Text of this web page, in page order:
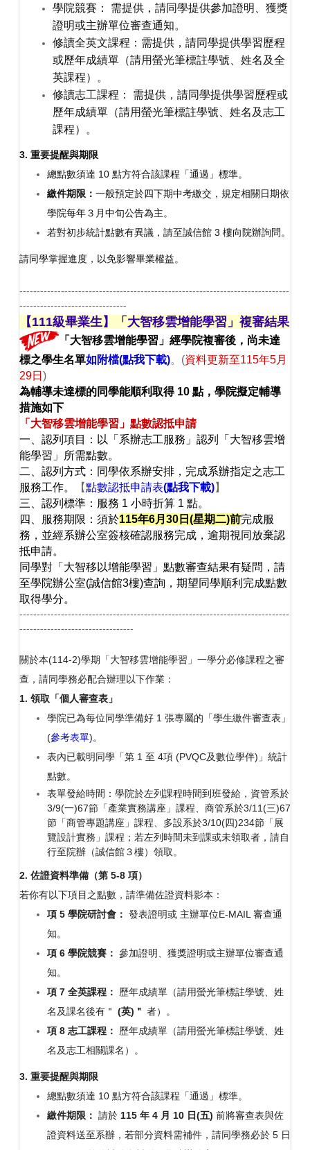
學院競賽： 需提供，請同學提供參加證明、獲獎
證明或主辦單位審查通知。
修讀全英文課程：需提供，請同學提供學習歷程
或歷年成績單（請用螢光筆標註學號、姓名及全
英課程）。
修讀志工課程： 需提供， 請同學提供學習歷程或
歷年成績單（請用螢光筆標註學號、姓名及志工
課程）。
3. 重要提醒與期限
總點數須達 10 點方符合該課程「通過」標準。
繳件期限： 一般預定於四下期中考繳交，規定相關日期依
學院每年３月中旬公告為主。
若對初步統計點數有異議，請至誠信館 3 樓向院辦詢問。
請同學掌握進度，以免影響畢業權益。
------------------------------------------------------------------------------
-------------------------------
【111級畢業生】「大智移雲增能學習」複審結果
「大智移雲增能學習」經學院複審後，尚未達
標之學生名單如附檔(點我下載)。(資料更新至115年5月
29日 )
為輔導未達標的同學能順利取得 10 點，學院擬定輔導
措施如下
「大智移雲增能學習」點數認抵申請
一、認列項目：以「系辦志工服務」認列「大智移雲增
能學習」所需點數。
二、認列方式：同學依系辦安排，完成系辦指定之志工
服務工作。
【點數認抵申請表(點我下載)】
三、認列標準：服務 1 小時折算 1 點。
四、服務期限：須於115年6月30日(星期二)前完成服
務，並經系辦公室簽核確認服務完成，逾期視同放棄認
抵申請。
同學對「大智移以增能學習」點數審查結果有疑問，請
至學院辦公室(誠信館3樓)查詢，期望同學順利完成點數
取得學分。
------------------------------------------------------------------------------
---------------------------------
關於本(114-2)學期「大智移雲增能學習」一學分必修課程之審
查，請同學務必配合辦理以下作業：
1. 領取「個人審查表」
學院已為每位同學準備好 1 張專屬的「學生繳件審查表」
(參考表單)。
表內已載明同學「第 1 至 4項 (PVQC及數位學伴)」統計
點數。
表單發給時間：學院於左列課程時間到班發給，資管系於
3/9(一)67節「產業實務講座」課程、商管系於3/11(三)67
節「商管專題講座」課程、多設系於3/10(四)234節「展
覽設計實務」課程；若左列時間未到課或未領取者，請自
行至院辦（誠信館３樓）領取。
2. 佐證資料準備（第 5-8 項）
若你有以下項目之點數，請準備佐證資料影本：
項 5 學院研討會： 發表證明或 主辦單位E-MAIL 審查通
知。
項 6 學院競賽： 參加證明、獲獎證明或主辦單位審查通
知。
項 7 全英課程：
歷年成績單（請用螢光筆標註學號、姓
名及課名後有＂ (英)＂ 者）。
項 8 志工課程：
歷年成績單（請用螢光筆標註學號、姓
名及志工相關課名）。
3. 重要提醒與期限
總點數須達 10 點方符合該課程「通過」標準。
繳件期限： 請於 115 年 4 月 10 日(五) 前將審查表與佐
證資料送至系辦，若部分資料需補件，請同學務必於 5 日